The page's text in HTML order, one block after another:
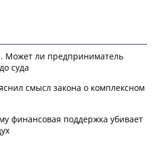
Может ли предприниматель
суда
смысл закона о комплексном
финансовая поддержка убивает